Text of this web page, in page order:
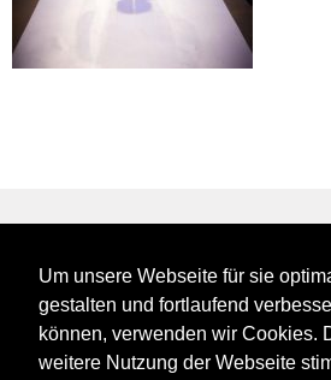
Um unsere Webseite für sie
gestalten und fortlaufend
können, verwenden wir Cookies.
weitere Nutzung der Webseite
BEI GALFES - hier wird
impressum
datenschutz
disclaimer